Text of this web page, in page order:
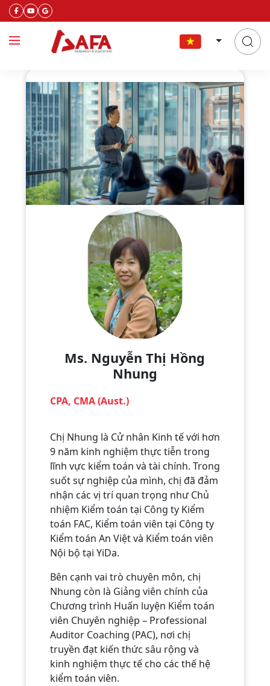
Ms. Nguyễn Thị Hồng
Nhung
CPA, CMA (Aust.)
Chị Nhung là Cử nhân Kinh tế với hơn
9 năm kinh nghiệm thực tiễn trong
lĩnh vực kiểm toán và tài chính. Trong
suốt sự nghiệp của mình, chị đã đảm
nhận các vị trí quan trọng như Chủ
nhiệm Kiểm toán tại Công ty Kiểm
toán FAC, Kiểm toán viên tại Công ty
Kiểm toán An Việt và Kiểm toán viên
Nội bộ tại YiDa.
Bên cạnh vai trò chuyên môn, chị
Nhung còn là Giảng viên chính của
Chương trình Huấn luyện Kiểm toán
viên Chuyên nghiệp – Professional
Auditor Coaching (PAC), nơi chị
truyền đạt kiến thức sâu rộng và
kinh nghiệm thực tế cho các thế hệ
kiểm toán viên.